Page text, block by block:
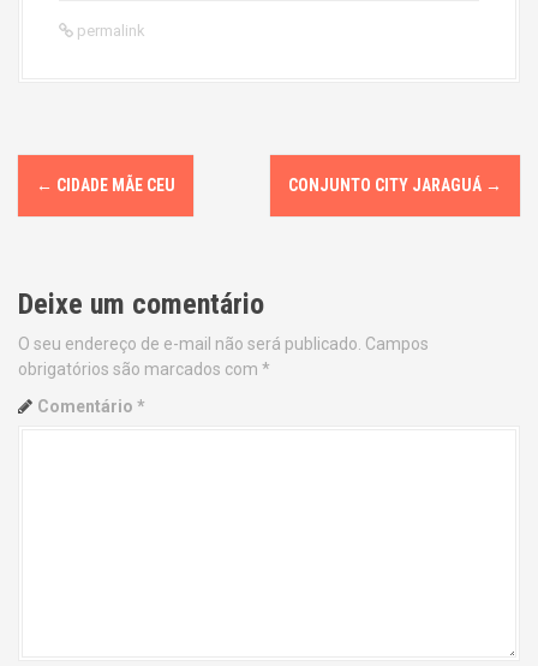
permalink
P
o
t
n
a
← CIDADE MÃE CEU CONJUNTO CITY JARAGUÁ →
Deixe um comentário
O seu endereço de e-mail não será publicado. Campos
obrigatórios são marcados com *
Comentário *